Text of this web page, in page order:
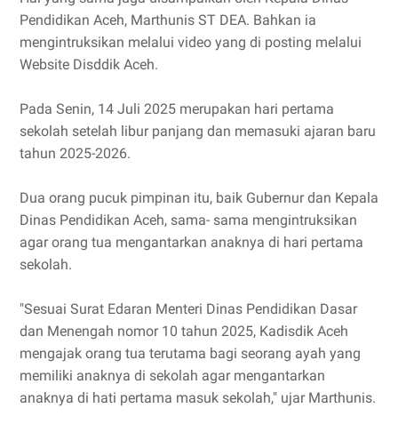
Pendidikan Aceh, Marthunis ST DEA. Bahkan ia
mengintruksikan melalui video yang di posting melalui
Website Disddik Aceh.
Pada Senin, 14 Juli 2025 merupakan hari pertama
sekolah setelah libur panjang dan memasuki ajaran baru
tahun 2025-2026.
Dua orang pucuk pimpinan itu, baik Gubernur dan Kepala
Dinas Pendidikan Aceh, sama- sama mengintruksikan
agar orang tua mengantarkan anaknya di hari pertama
sekolah.
"Sesuai Surat Edaran Menteri Dinas Pendidikan Dasar
dan Menengah nomor 10 tahun 2025, Kadisdik Aceh
mengajak orang tua terutama bagi seorang ayah yang
memiliki anaknya di sekolah agar mengantarkan
anaknya di hati pertama masuk sekolah," ujar Marthunis.